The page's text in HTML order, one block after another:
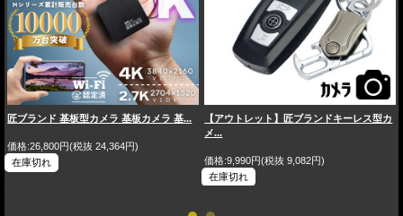
匠ブランド 基板型カメラ 基板カメラ 基...
価格:26,800円(税抜 24,364円)
在庫切れ
【アウトレット】匠ブランドキーレス型カ
メ...
価格:9,990円(税抜 9,082円)
在庫切れ